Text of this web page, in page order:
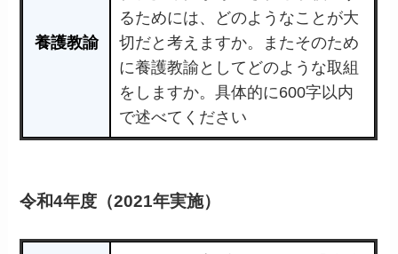
養護教諭
るためには、どのようなことが大
切だと考えますか。またそのため
に養護教諭としてどのような取組
をしますか。具体的に600字以内
で述べてください
令和4年度（2021年実施）